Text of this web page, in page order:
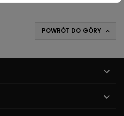
POWRÓT DO GÓRY 

